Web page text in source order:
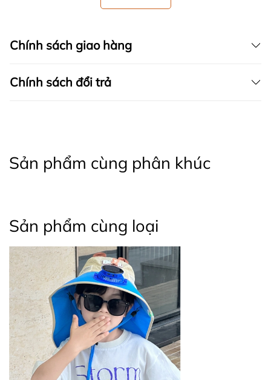
Chính sách giao hàng
Chính sách đổi trả
Sản phẩm cùng phân khúc
Sản phẩm cùng loại